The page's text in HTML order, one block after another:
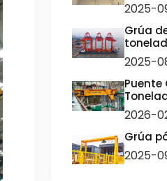
2025-
Grúa
2025-
Puente
2026-
Grúa
2025-